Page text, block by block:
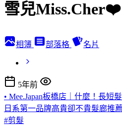
雪兒Miss.Cher❤️
相簿 部落格 名片
5年前
• Mee.Japan板橋店｜什麼！長短
日系第一品牌高貴卻不貴髮廊推
#剪髮